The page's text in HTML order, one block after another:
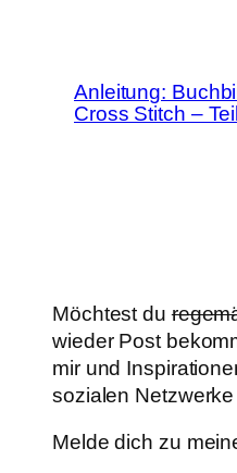
Anleitung:
Cross Stitch –
Möchtest du
wieder Post
mir und
sozialen
Melde dich zu